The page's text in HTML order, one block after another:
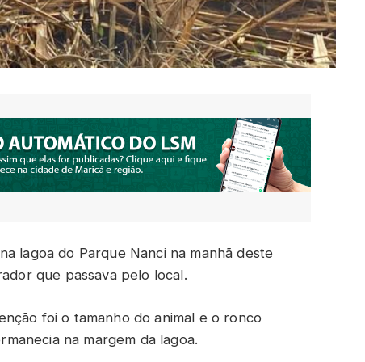
lagoa do Parque Nanci na manhã deste
que passava pelo local.
foi o tamanho do animal e o ronco
na margem da lagoa.